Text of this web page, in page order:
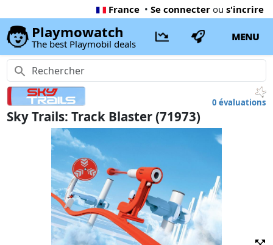
France • Se connecter ou s'incrire
Playmowatch
The best Playmobil deals
MENU
0 évaluations
Sky Trails: Track Blaster (71973)